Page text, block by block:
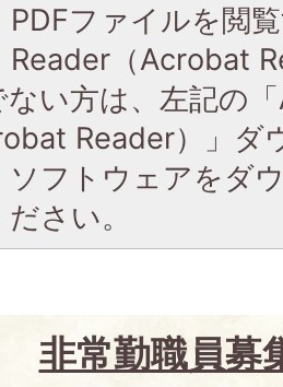
PDFファイルを閲
Reader（Acrobat
い方は、左記の
Reader）」ダ
ソフトウェアをダ
さい。
非常勤職員募